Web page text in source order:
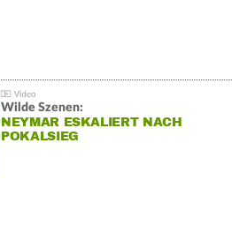
Wilde Szenen:
NEYMAR ESKALIERT NACH
POKALSIEG